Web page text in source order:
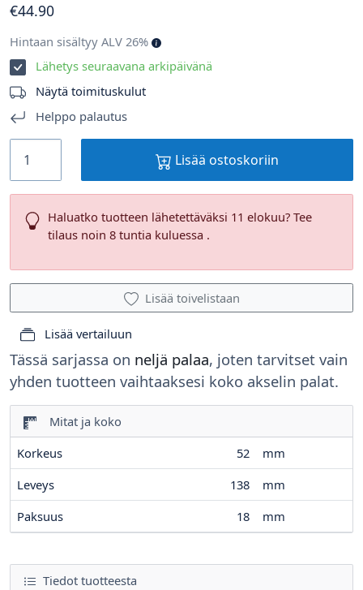
Tässä sarjassa on neljä palaa, joten tarvitset vain
yhden tuotteen vaihtaaksesi koko akselin palat.
Mitat ja koko
Korkeus
52
mm
Leveys
138
mm
Paksuus
18 mm
Tiedot tuotteesta
€44.90
Hintaan sisältyy ALV 26%
Lähetys seuraavana arkipäivänä
Näytä toimituskulut
Helppo palautus
Lisää ostoskoriin
Haluatko tuotteen lähetettäväksi 11 elokuu? Tee
tilaus noin 8 tuntia kuluessa .
Lisää toivelistaan
Lisää vertailuun